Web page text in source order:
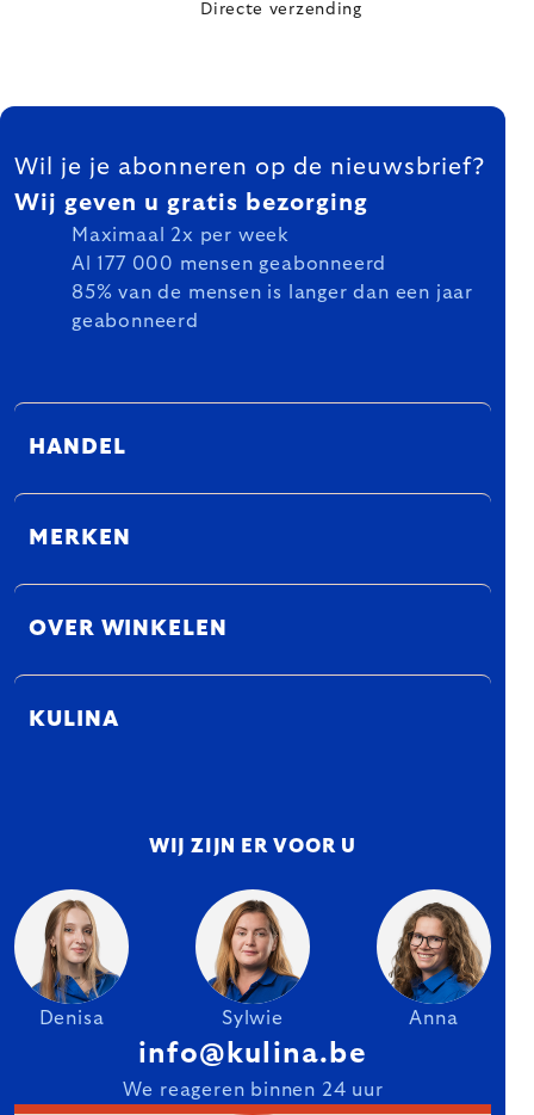
Directe verzending
FOOTER
Wil je je abonneren op de nieuwsbrief?
Wij geven u gratis bezorging
Maximaal 2x per week
Al 177 000 mensen geabonneerd
85% van de mensen is langer dan een jaar
geabonneerd
HANDEL
MERKEN
OVER WINKELEN
KULINA
WIJ ZIJN ER VOOR U
Denisa Sylwie Anna
info@kulina.be
We reageren binnen 24 uur